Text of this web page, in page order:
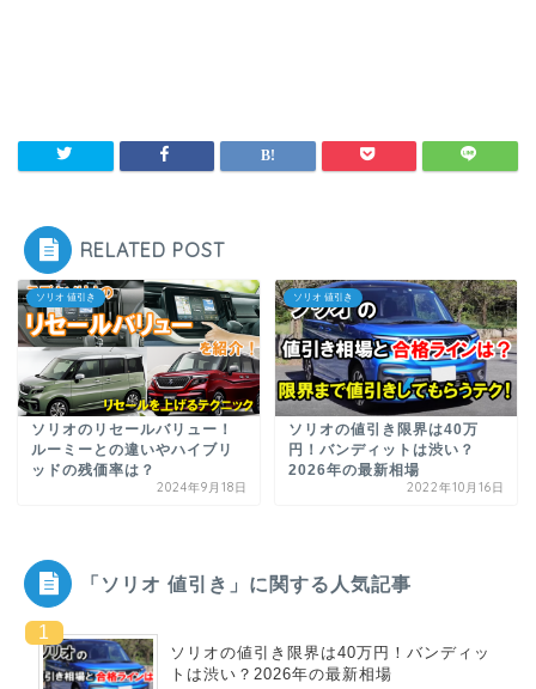
RELATED POST
ソリオ 値引き
ソリオのリセールバリュー！
ルーミーとの違いやハイブリ
ッドの残価率は？
2024年9月18日
ソリオ 値引き
ソリオの値引き限界は40万
円！バンディットは渋い？
2026年の最新相場
2022年10月16日
「ソリオ 値引き」に関する人気記事
ソリオの値引き限界は40万円！バンディッ
トは渋い？2026年の最新相場